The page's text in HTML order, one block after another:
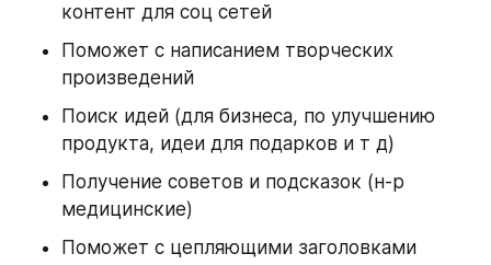
контент для соц сетей
Поможет с написанием творческих
произведений
Поиск идей (для бизнеса, по улучшению
продукта, идеи для подарков и т д)
Получение советов и подсказок (н-р
медицинские)
Поможет с цепляющими заголовками